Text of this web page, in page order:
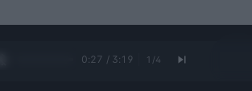
0:28 / 3:19 1 /4